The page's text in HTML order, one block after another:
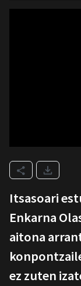
Itsasoari
Enkarna
aitona
ez zuten